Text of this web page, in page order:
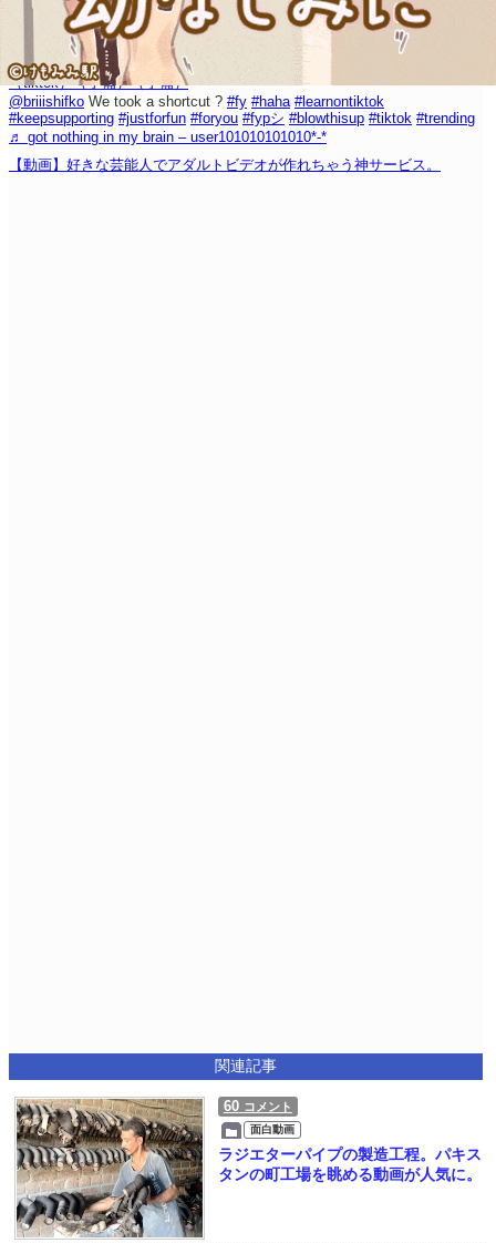
（tiktok）（予備）（予備）
@briiishifko We took a shortcut ? #fy #haha #learnontiktok
#keepsupporting #justforfun #foryou #fypシ #blowthisup #tiktok #trending
♬ got nothing in my brain – user101010101010*-*
【動画】好きな芸能人でアダルトビデオが作れちゃう神サービス。
関連記事
60 コメント
面白動画
ラジエターパイプの製造工程。パキス
タンの町工場を眺める動画が人気に。